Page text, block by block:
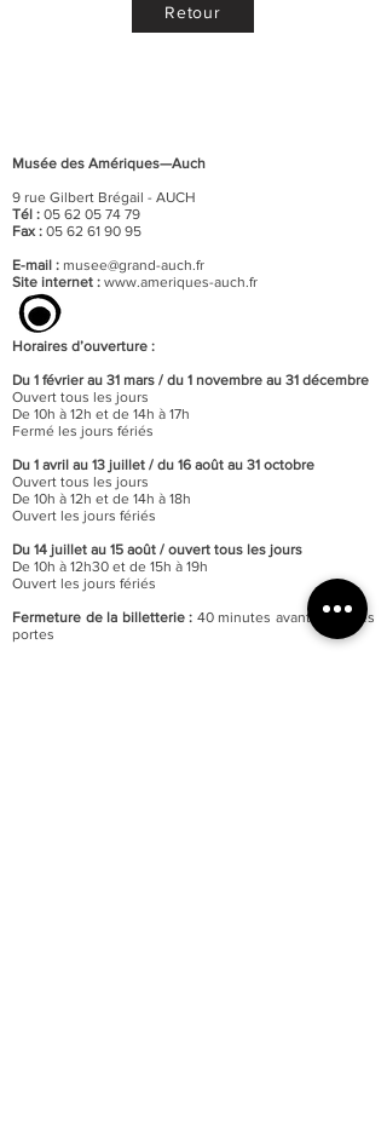
Retour
Musée des Amériques—Auch
9 rue Gilbert Brégail - AUCH
Tél : 05 62 05 74 79
Fax : 05 62 61 90 95
E-mail : musee@grand-auch.fr
Site internet : www.ameriques-auch.fr
Horaires d’ouverture :
Du 1 février au 31 mars / du 1 novembre au 31 décembre
Ouvert tous les jours
De 10h à 12h et de 14h à 17h
Fermé les jours fériés
Du 1 avril au 13 juillet / du 16 août au 31 octobre
Ouvert tous les jours
De 10h à 12h et de 14h à 18h
Ouvert les jours fériés
Du 14 juillet au 15 août / ouvert tous les jours
De 10h à 12h30 et de 15h à 19h
Ouvert les jours fériés
Fermeture de la billetterie : 40 minutes avant celle des
portes